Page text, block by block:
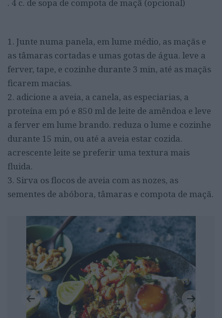
. 4 c. de sopa de compota de maçã (opcional)
1. Junte numa panela, em lume médio, as maçãs e
as tâmaras cortadas e umas gotas de água. leve a
ferver, tape, e cozinhe durante 3 min, até as maçãs
ficarem macias.
2. adicione a aveia, a canela, as especiarias, a
proteína em pó e 850 ml de leite de amêndoa e leve
a ferver em lume brando. reduza o lume e cozinhe
durante 15 min, ou até a aveia estar cozida.
acrescente leite se preferir uma textura mais
fluida.
3. Sirva os flocos de aveia com as nozes, as
sementes de abóbora, tâmaras e compota de maçã.